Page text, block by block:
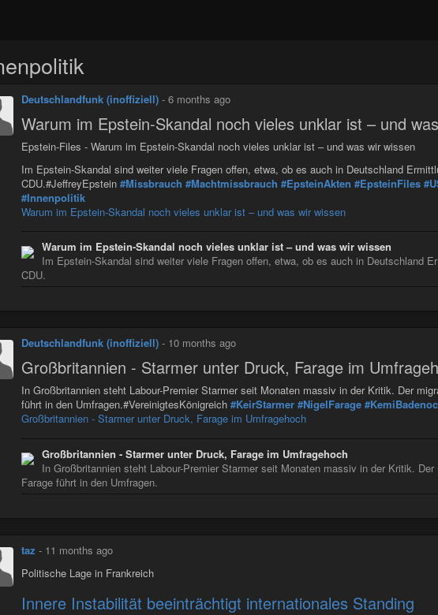
Deutschlandfunk (inoffiziell) - 6 months ago
Warum im Epstein-Skandal noch vieles unklar ist – und
Epstein-Files - Warum im Epstein-Skandal noch vieles unklar ist – und was wir wissen
Im Epstein-Skandal sind weiter viele Fragen offen, etwa, ob es auch in Deutschland
CDU.#JeffreyEpstein #Missbrauch #Machtmissbrauch #EpsteinAkten #EpsteinFiles
#Innenpolitik
Warum im Epstein-Skandal noch vieles unklar ist – und was wir wissen
Warum im Epstein-Skandal noch vieles unklar ist – und was wir wissen
Im Epstein-Skandal sind weiter viele Fragen offen, etwa, ob es auch in Deutschland
CDU.
Deutschlandfunk (inoffiziell) - 10 months ago
Großbritannien - Starmer unter Druck, Farage im
In Großbritannien steht Labour-Premier Starmer seit Monaten massiv in der Kritik. Der
führt in den Umfragen.#VereinigtesKönigreich #KeirStarmer #NigelFarage
Großbritannien - Starmer unter Druck, Farage im Umfragehoch
Großbritannien - Starmer unter Druck, Farage im Umfragehoch
In Großbritannien steht Labour-Premier Starmer seit Monaten massiv in der Kritik.
Farage führt in den Umfragen.
taz - 11 months ago
Politische Lage in Frankreich
Innere Instabilität beeinträchtigt internationales Standing